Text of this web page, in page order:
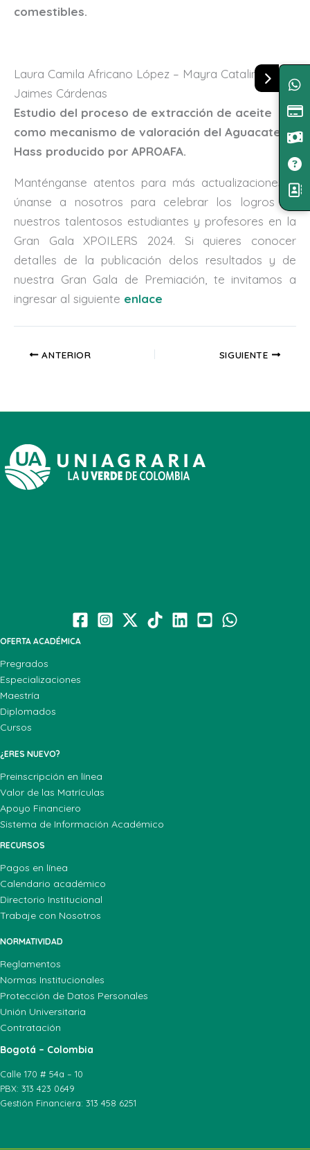
comestibles.
Laura Camila Africano López – Mayra Catalina
Jaimes Cárdenas
Estudio del proceso de extracción de aceite
como mecanismo de valoración del Aguacate
Hass producido por APROAFA.
Manténganse atentos para más actualizaciones y
únanse a nosotros para celebrar los logros de
nuestros talentosos estudiantes y profesores en la
Gran Gala XPOILERS 2024. Si quieres conocer
detalles de la publicación delos resultados y de
nuestra Gran Gala de Premiación, te invitamos a
ingresar al siguiente enlace
ANTERIOR SIGUIENTE
OFERTA ACADÉMICA
Pregrados
Especializaciones
Maestría
Diplomados
Cursos
¿ERES NUEVO?
Preinscripción en línea
Valor de las Matrículas
Apoyo Financiero
Sistema de Información Académico
RECURSOS
Pagos en línea
Calendario académico
Directorio Institucional
Trabaje con Nosotros
NORMATIVIDAD
Reglamentos
Normas Institucionales
Protección de Datos Personales
Unión Universitaria
Contratación
Bogotá – Colombia
Calle 170 # 54a – 10
PBX: 313 423 0649
Gestión Financiera: 313 458 6251